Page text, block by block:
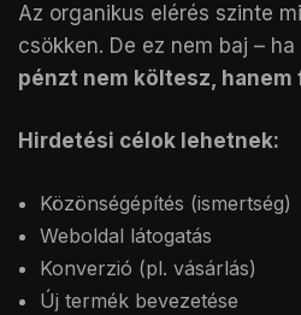
Az organikus elérés szinte
csökken. De ez nem baj –
pénzt nem költesz,
Hirdetési célok lehetnek:
Közönségépítés (ismertség)
Weboldal látogatás
Konverzió (pl. vásárlás)
Új termék bevezetése